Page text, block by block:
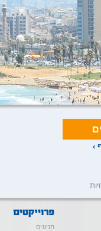
›
חניונים